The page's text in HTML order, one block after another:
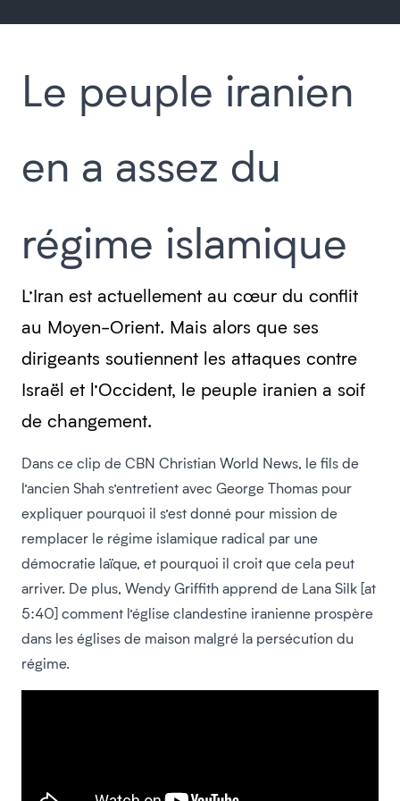
Le peuple iranien
en a assez du
régime islamique
L’Iran est actuellement au cœur du conflit
au Moyen-Orient. Mais alors que ses
dirigeants soutiennent les attaques contre
Israël et l’Occident, le peuple iranien a soif
de changement.
Dans ce clip de CBN Christian World News, le fils de
l’ancien Shah s’entretient avec George Thomas pour
expliquer pourquoi il s’est donné pour mission de
remplacer le régime islamique radical par une
démocratie laïque, et pourquoi il croit que cela peut
arriver. De plus, Wendy Griffith apprend de Lana Silk [at
5:40] comment l’église clandestine iranienne prospère
dans les églises de maison malgré la persécution du
régime.